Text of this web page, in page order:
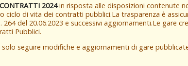
2024in risposta alle disposizioni contenute
di vita dei contratti pubblici.La trasparenza è
del 20.06.2023 e successivi aggiornamenti.Le gare
Pubblici.
seguire modifiche e aggiornamenti di gare